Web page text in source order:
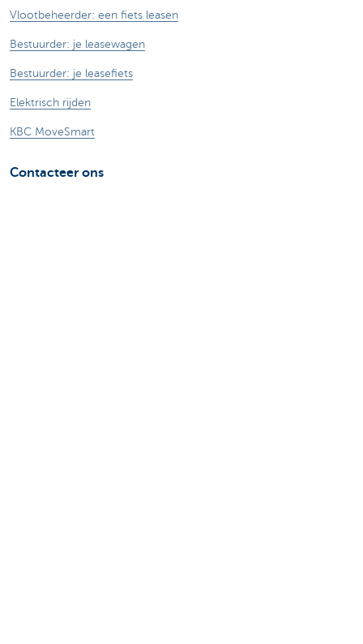
Vlootbeheerder: een fiets leasen
Bestuurder: je leasewagen
Bestuurder: je leasefiets
Elektrisch rijden
KBC MoveSmart
Contacteer ons